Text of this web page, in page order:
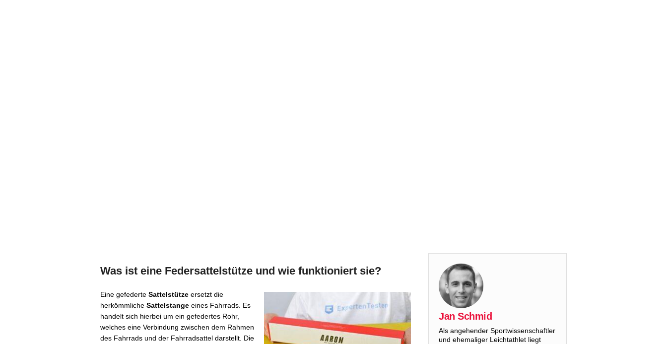
Was ist eine Federsattelstütze und wie funktioniert sie?
Eine gefederte Sattelstütze ersetzt die
herkömmliche Sattelstange eines Fahrrads. Es
handelt sich hierbei um ein gefedertes Rohr,
welches eine Verbindung zwischen dem Rahmen
des Fahrrads und der Fahrradsattel darstellt. Die
Jan Schmid
Als angehender Sportwissenschaftler
und ehemaliger Leichtathlet liegt